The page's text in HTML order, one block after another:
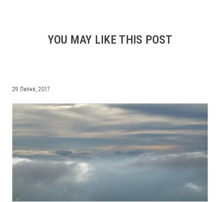
YOU MAY LIKE THIS POST
29 Липня, 2017